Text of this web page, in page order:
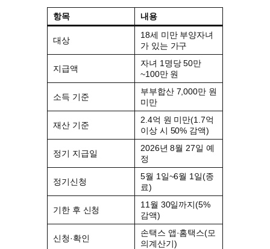
항목 내용
대상
18세 미만 부양자녀
가 있는 가구
지급액
자녀 1명당 50만
~100만 원
소득 기준
부부합산 7,000만 원
미만
재산 기준
2.4억 원 미만(1.7억
이상 시 50% 감액)
정기 지급일
2026년 8월 27일 예
정
정기신청
5월 1일~6월 1일(종
료)
기한 후 신청
11월 30일까지(5%
감액)
신청·확인
손택스 앱·홈택스(모
의계산기)